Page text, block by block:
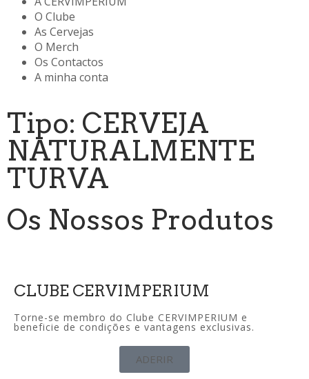
O Clube
As Cervejas
O Merch
Os Contactos
A minha conta
Tipo: CERVEJA
NATURALMENTE
TURVA
Os Nossos Produtos
CLUBE CERVIMPERIUM
Torne-se membro do Clube CERVIMPERIUM e
beneficie de condições e vantagens exclusivas.
ADERIR